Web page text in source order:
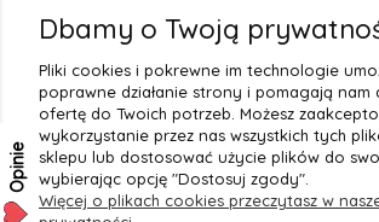
Dbamy o Twoją
Pliki cookies i pokrewne im technologie
poprawne działanie strony i pomagają nam
ofertę do Twoich potrzeb. Możesz
wykorzystanie przez nas wszystkich tych
sklepu lub dostosować użycie plików do
wybierając opcję "Dostosuj zgody".
Więcej o plikach cookies przeczytasz w
Opinie